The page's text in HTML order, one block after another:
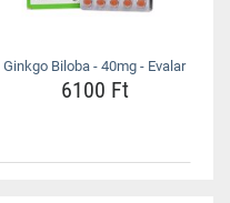
Ginkgo Biloba - 40mg - Evalar
6100 Ft